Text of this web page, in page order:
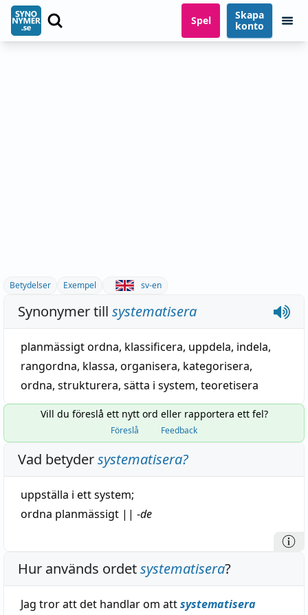
Spel
Skapa
konto
Betydelser Exempel sv-en
Synonymer till systematisera
planmässigt ordna, klassificera, uppdela, indela,
rangordna, klassa, organisera, kategorisera,
ordna, strukturera, sätta i system, teoretisera
Vill du föreslå ett nytt ord eller rapportera ett fel?
Föreslå Feedback
Vad betydersystematisera?
uppställa i ettsystem;
ordna planmässigt || -de
Hur används ordetsystematisera?
Jag tror att det handlar om attsystematisera